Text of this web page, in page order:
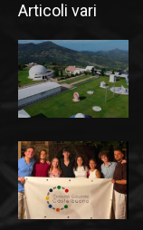
Articoli vari